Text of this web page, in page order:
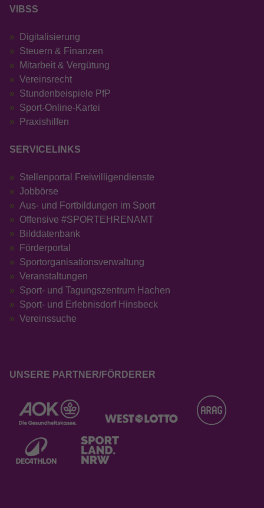
VIBSS
Digitalisierung
Steuern & Finanzen
Mitarbeit & Vergütung
Vereinsrecht
Stundenbeispiele PfP
Sport-Online-Kartei
Praxishilfen
SERVICELINKS
Stellenportal Freiwilligendienste
Jobbörse
Aus- und Fortbildungen im Sport
Offensive #SPORTEHRENAMT
Bilddatenbank
Förderportal
Sportorganisationsverwaltung
Veranstaltungen
Sport- und Tagungszentrum Hachen
Sport- und Erlebnisdorf Hinsbeck
Vereinssuche
UNSERE PARTNER/FÖRDERER